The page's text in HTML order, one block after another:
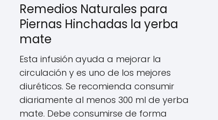
Remedios Naturales para
Piernas Hinchadas la yerba
mate
Esta infusión ayuda a mejorar la
circulación y es uno de los mejores
diuréticos. Se recomienda consumir
diariamente al menos 300 ml de yerba
mate. Debe consumirse de forma